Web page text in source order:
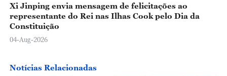
Xi Jinping envia mensagem de felicitações ao
representante do Rei nas Ilhas Cook pelo Dia da
Constituição
04-Aug-2026
Notícias Relacionadas